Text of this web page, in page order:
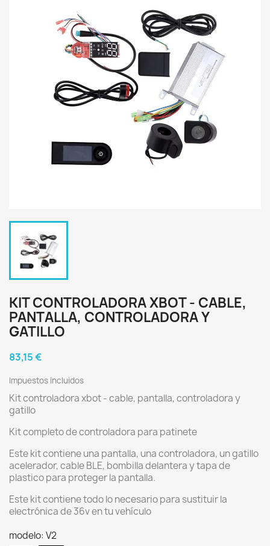
KIT CONTROLADORA XBOT - CABLE,
PANTALLA, CONTROLADORA Y
GATILLO
83,15 €
Impuestos incluidos
Kit controladora xbot - cable, pantalla, controladora y
gatillo
Kit completo de controladora para patinete
Este kit contiene una pantalla, una controladora, un gatillo
acelerador, cable BLE, bombilla delantera y tapa de
plastico para proteger la pantalla.
Este kit contiene todo lo necesario para sustituir la
electrónica de 36v en tu vehículo
modelo: V2